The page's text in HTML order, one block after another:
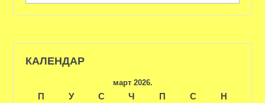
КАЛЕНДАР
март 2026.
П У С Ч П С
Н